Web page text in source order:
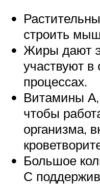
строить
Жиры дают
участвуют
процессах.
Витамины
чтобы
организма,
Большое
С